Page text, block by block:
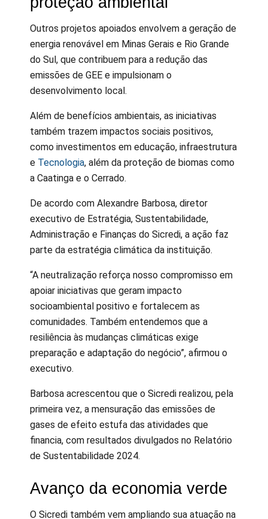
Outros projetos apoiados envolvem a geração de
energia renovável em Minas Gerais e Rio Grande
do Sul, que contribuem para a redução das
emissões de GEE e impulsionam o
desenvolvimento local.
Além de benefícios ambientais, as iniciativas
também trazem impactos sociais positivos,
como investimentos em educação, infraestrutura
e Tecnologia, além da proteção de biomas como
a Caatinga e o Cerrado.
De acordo com Alexandre Barbosa, diretor
executivo de Estratégia, Sustentabilidade,
Administração e Finanças do Sicredi, a ação faz
parte da estratégia climática da instituição.
“A neutralização reforça nosso compromisso em
apoiar iniciativas que geram impacto
socioambiental positivo e fortalecem as
comunidades. Também entendemos que a
resiliência às mudanças climáticas exige
preparação e adaptação do negócio”, afirmou o
executivo.
Barbosa acrescentou que o Sicredi realizou, pela
primeira vez, a mensuração das emissões de
gases de efeito estufa das atividades que
financia, com resultados divulgados no Relatório
de Sustentabilidade 2024.
Avanço da economia verde
O Sicredi também vem ampliando sua atuação na